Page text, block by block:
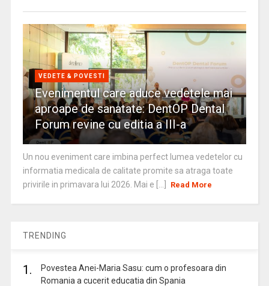
VEDETE & POVESTI
Evenimentul care aduce vedetele mai
aproape de sanatate: DentOP Dental
Forum revine cu editia a III-a
Un nou eveniment care imbina perfect lumea vedetelor cu
informatia medicala de calitate promite sa atraga toate
privirile in primavara lui 2026. Mai e [...]
Read More
TRENDING
1.
Povestea Anei-Maria Sasu: cum o profesoara din
Romania a cucerit educatia din Spania